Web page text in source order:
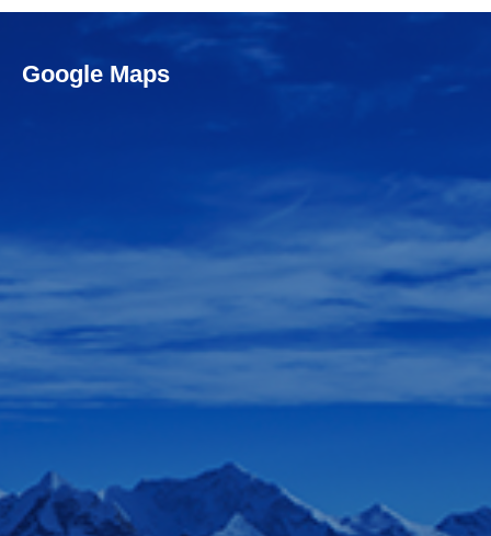
Google Maps